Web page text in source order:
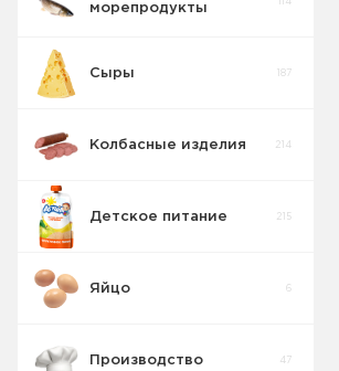
морепродукты
Сыры 187
Колбасные изделия 214
Детское питание 215
Яйцо 6
Производство 47